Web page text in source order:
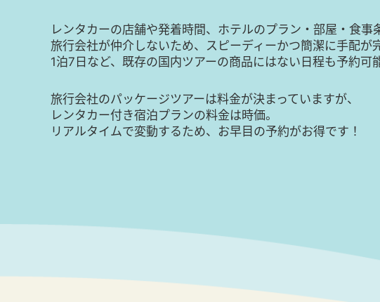
レンタカーの店舗や発着時間、ホテルのプラン・部屋・食事
旅行会社が仲介しないため、スピーディーかつ簡潔に手配が
1泊7日など、既存の国内ツアーの商品にはない日程も予約可能
旅行会社のパッケージツアーは料金が決まっていますが、
レンタカー付き宿泊プランの料金は時価。
リアルタイムで変動するため、お早目の予約がお得です！